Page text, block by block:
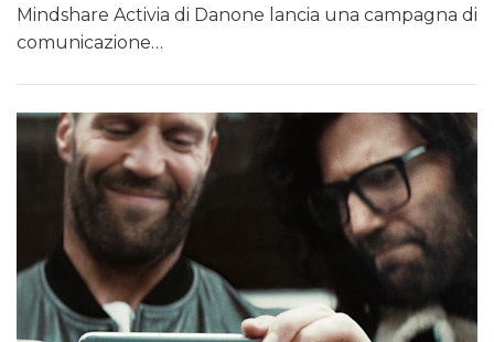
Mindshare Activia di Danone lancia una campagna di
comunicazione…